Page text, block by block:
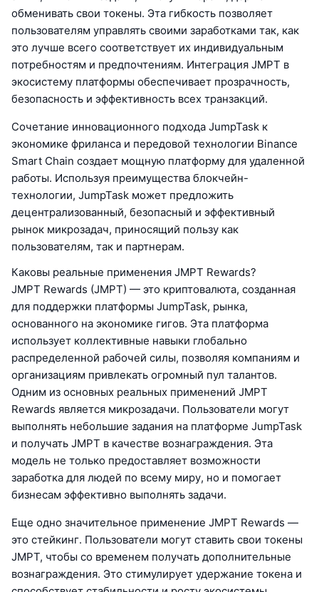
обменивать свои токены. Эта гибкость позволяет
пользователям управлять своими заработками так, как
это лучше всего соответствует их индивидуальным
потребностям и предпочтениям. Интеграция JMPT в
экосистему платформы обеспечивает прозрачность,
безопасность и эффективность всех транзакций.
Сочетание инновационного подхода JumpTask к
экономике фриланса и передовой технологии Binance
Smart Chain создает мощную платформу для удаленной
работы. Используя преимущества блокчейн-
технологии, JumpTask может предложить
децентрализованный, безопасный и эффективный
рынок микрозадач, приносящий пользу как
пользователям, так и партнерам.
Каковы реальные применения JMPT Rewards?
JMPT Rewards (JMPT) — это криптовалюта, созданная
для поддержки платформы JumpTask, рынка,
основанного на экономике гигов. Эта платформа
использует коллективные навыки глобально
распределенной рабочей силы, позволяя компаниям и
организациям привлекать огромный пул талантов.
Одним из основных реальных применений JMPT
Rewards является микрозадачи. Пользователи могут
выполнять небольшие задания на платформе JumpTask
и получать JMPT в качестве вознаграждения. Эта
модель не только предоставляет возможности
заработка для людей по всему миру, но и помогает
бизнесам эффективно выполнять задачи.
Еще одно значительное применение JMPT Rewards —
это стейкинг. Пользователи могут ставить свои токены
JMPT, чтобы со временем получать дополнительные
вознаграждения. Это стимулирует удержание токена и